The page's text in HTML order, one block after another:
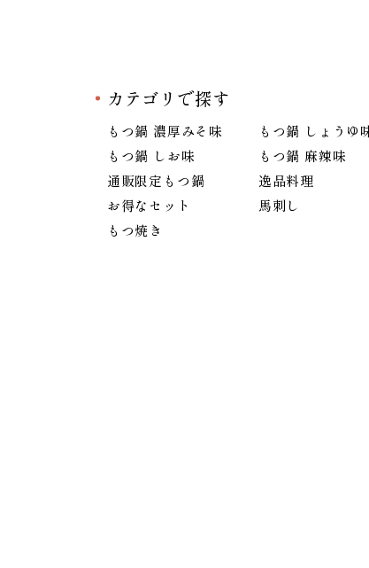
カテゴリで探す
もつ鍋 濃厚みそ味
もつ鍋 しょうゆ
もつ鍋 しお味
もつ鍋 麻辣味
通販限定もつ鍋
逸品料理
お得なセット
馬刺し
もつ焼き